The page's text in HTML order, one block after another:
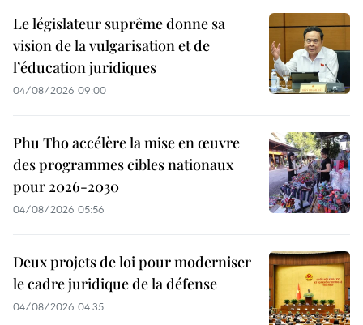
Le législateur suprême donne sa
vision de la vulgarisation et de
l’éducation juridiques
04/08/2026 09:00
Phu Tho accélère la mise en œuvre
des programmes cibles nationaux
pour 2026-2030
04/08/2026 05:56
Deux projets de loi pour moderniser
le cadre juridique de la défense
04/08/2026 04:35